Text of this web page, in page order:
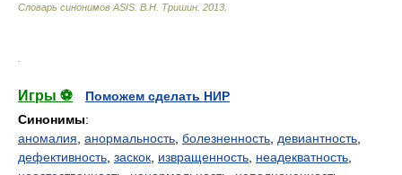
Словарь синонимов ASIS. В.Н. Тришин 2013
Игры ⚽
Поможем сделать НИР
Синонимы:
аномалия анормальность болезненность девиантность
дефективность заскок извращенность неадекватность